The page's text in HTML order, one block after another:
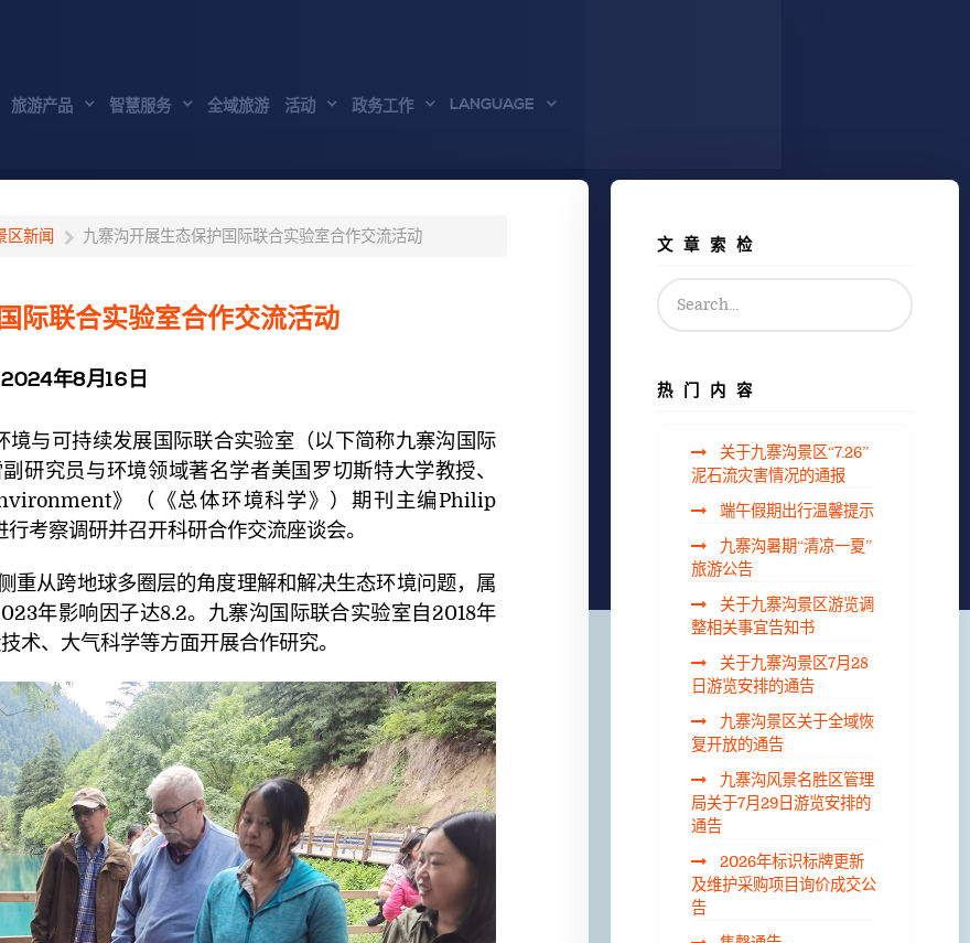
旅游产品 智慧服务 全域旅游 活动 政务工作 LANGUAGE
区新闻 九寨沟开展生态保护国际联合实验室合作交流活动
际联合实验室合作交流活动
2024年8月16日
与可持续发展国际联合实验室（以下简称九寨沟国际
研究员与环境领域著名学者美国罗切斯特大学教授、
》（《总体环境科学》）期刊主编Philip
考察调研并召开科研合作交流座谈会。
重从跨地球多圈层的角度理解和解决生态环境问题，属
年影响因子达8.2。九寨沟国际联合实验室自2018年
、大气科学等方面开展合作研究。
文章索检
热门内容
关于九寨沟景区“7.26”
泥石流灾害情况的通报
端午假期出行温馨提示
九寨沟暑期“清凉一夏”
旅游公告
关于九寨沟景区游览调
整相关事宜告知书
关于九寨沟景区7月28
日游览安排的通告
九寨沟景区关于全域恢
复开放的通告
九寨沟风景名胜区管理
局关于7月29日游览安排的
通告
2026年标识标牌更新
及维护采购项目询价成交公
告